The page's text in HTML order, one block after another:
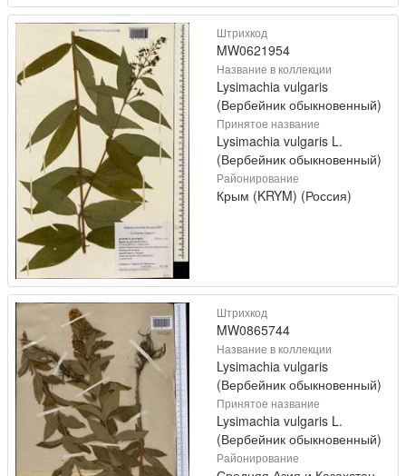
Штрихкод
MW0621954
Название в коллекции
Lysimachia vulgaris
(Вербейник обыкновенный)
Принятое название
Lysimachia vulgaris L.
(Вербейник обыкновенный)
Районирование
Крым (KRYM) (Россия)
Штрихкод
MW0865744
Название в коллекции
Lysimachia vulgaris
(Вербейник обыкновенный)
Принятое название
Lysimachia vulgaris L.
(Вербейник обыкновенный)
Районирование